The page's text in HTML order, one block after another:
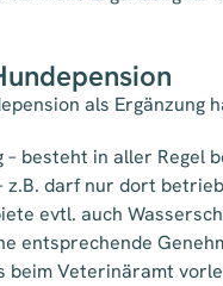
als Ergänzung
– besteht in aller Regel
z.B. darf nur dort
evtl. auch
entsprechende
beim Veterinäramt